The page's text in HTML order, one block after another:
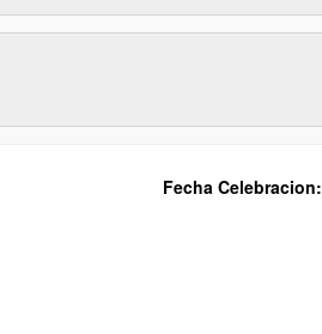
Fecha Celebracion: